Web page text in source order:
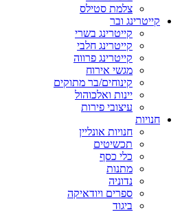
צלמת סטילס
קייטרינג ובר
קייטרינג בשרי
קייטרינג חלבי
קייטרינג פרווה
מגשי אירוח
קינוחים/בר מתוקים
יינות ואלכוהול
עיצובי פירות
חנויות
חנויות אונליין
תכשיטים
כלי כסף
מתנות
נדוניה
ספרים ויודאיקה
ביגוד